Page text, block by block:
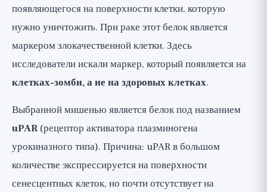
появляющегося на поверхности клетки, которую
нужно уничтожить. При раке этот белок является
маркером злокачественной клетки. Здесь
исследователи искали маркер, который появляется на
клетках-зомби, а не на здоровых клетках.
Выбранной мишенью является белок под названием
uPAR (рецептор активатора плазминогена
урокиназного типа). Причина: uPAR в большом
количестве экспрессируется на поверхности
сенесцентных клеток, но почти отсутствует на